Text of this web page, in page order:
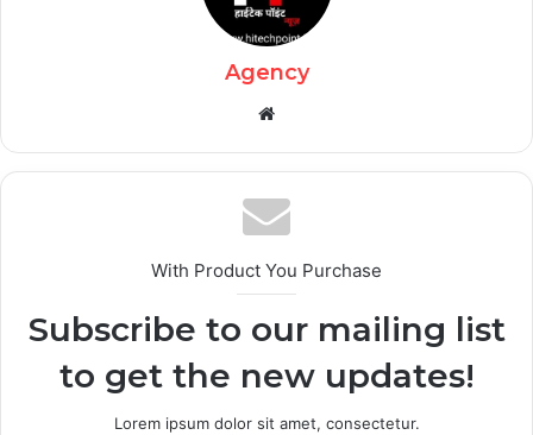
Agency
Website
With Product You Purchase
Subscribe to our mailing list
to get the new updates!
Lorem ipsum dolor sit amet, consectetur.